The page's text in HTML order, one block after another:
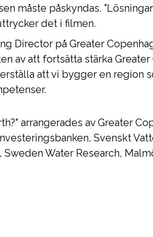
måste påskyndas.
det i filmen.
Director på Greater
av att fortsätta stärka
att vi bygger en region
arrangerades av Greater
Svenskt
Sweden Water Research,